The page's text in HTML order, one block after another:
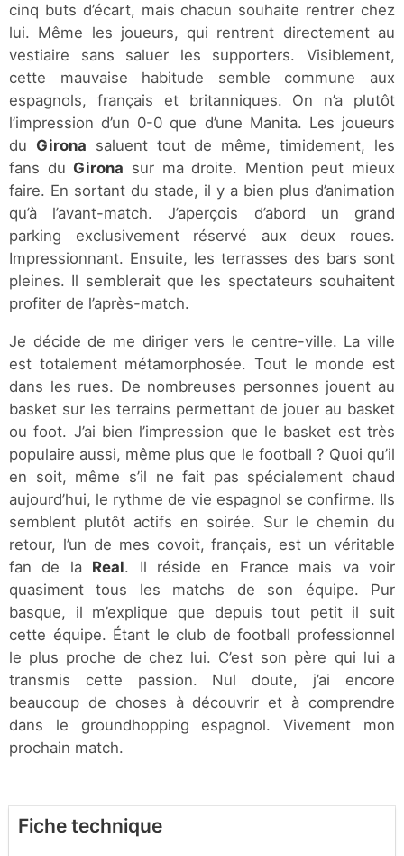
cinq buts d’écart, mais chacun souhaite rentrer chez
lui. Même les joueurs, qui rentrent directement au
vestiaire sans saluer les supporters. Visiblement,
cette mauvaise habitude semble commune aux
espagnols, français et britanniques. On n’a plutôt
l’impression d’un 0-0 que d’une Manita. Les joueurs
du Girona saluent tout de même, timidement, les
fans du Girona sur ma droite. Mention peut mieux
faire. En sortant du stade, il y a bien plus d’animation
qu’à l’avant-match. J’aperçois d’abord un grand
parking exclusivement réservé aux deux roues.
Impressionnant. Ensuite, les terrasses des bars sont
pleines. Il semblerait que les spectateurs souhaitent
profiter de l’après-match.
Je décide de me diriger vers le centre-ville. La ville
est totalement métamorphosée. Tout le monde est
dans les rues. De nombreuses personnes jouent au
basket sur les terrains permettant de jouer au basket
ou foot. J’ai bien l’impression que le basket est très
populaire aussi, même plus que le football ? Quoi qu’il
en soit, même s’il ne fait pas spécialement chaud
aujourd’hui, le rythme de vie espagnol se confirme. Ils
semblent plutôt actifs en soirée. Sur le chemin du
retour, l’un de mes covoit, français, est un véritable
fan de la Real. Il réside en France mais va voir
quasiment tous les matchs de son équipe. Pur
basque, il m’explique que depuis tout petit il suit
cette équipe. Étant le club de football professionnel
le plus proche de chez lui. C’est son père qui lui a
transmis cette passion. Nul doute, j’ai encore
beaucoup de choses à découvrir et à comprendre
dans le groundhopping espagnol. Vivement mon
prochain match.
Fiche technique